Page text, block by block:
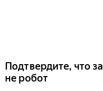
Подтвердите, что
не робот